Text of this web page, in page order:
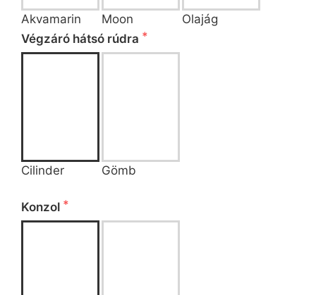
Akvamarin Moon
Olajág
Végzáró hátsó rúdra
Cilinder
Gömb
Konzol